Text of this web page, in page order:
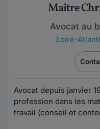
Maître
Avocat au
Loire-
Avocat depuis janvier
profession dans les
travail (conseil et